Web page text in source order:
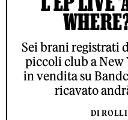
Sei brani registrati
piccoli club a New
in vendita su
ricavato
DI